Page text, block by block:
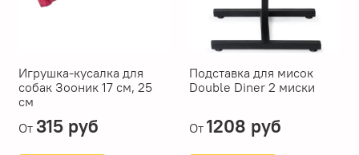
Игрушка-кусалка для
собак Зооник 17 см, 25
см
От 315 руб
Подставка для мисок
Double Diner 2 миски
От 1208 руб